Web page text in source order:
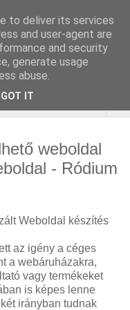
weboldal
- Ródium
Weboldal készítés
az igény a céges
a webáruházakra,
vagy termékeket
is képes lenne
irányban tudnak
to deliver its services
and user-agent are
and security
generate usage
abuse.
GOT IT